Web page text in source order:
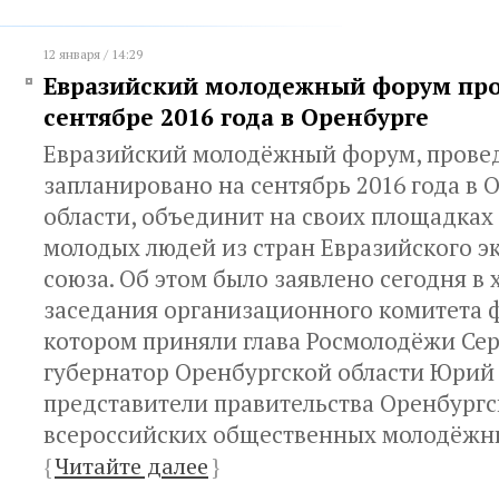
12 января / 14:29
Евразийский молодежный форум
сентябре 2016 года в Оренбурге
Евразийский молодёжный форум,
запланировано на сентябрь 2016 года в
области, объединит на своих площадках
молодых людей из стран Евразийского
союза. Об этом было заявлено сегодня в
заседания организационного комитета
котором приняли глава Росмолодёжи
губернатор Оренбургской области Юрий
представители правительства
всероссийских общественных
{Читайте далее}